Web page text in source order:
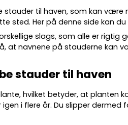
stauder til haven, som kan være
sted. Her på denne side kan
slags, som alle er rigtig
navnene på stauderne kan
stauder til haven
hvilket betyder, at planten
i flere år. Du slipper